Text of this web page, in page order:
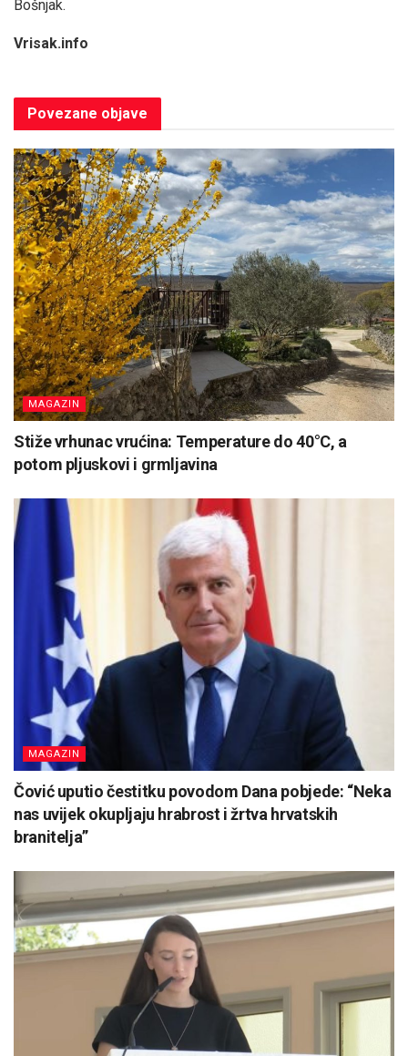
Bošnjak.
Vrisak.info
Povezane objave
MAGAZIN
Stiže vrhunac vrućina: Temperature do 40°C, a
potom pljuskovi i grmljavina
MAGAZIN
Čović uputio čestitku povodom Dana pobjede: “Neka
nas uvijek okupljaju hrabrost i žrtva hrvatskih
branitelja”